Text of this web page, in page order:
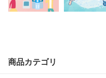
商品カテゴリ